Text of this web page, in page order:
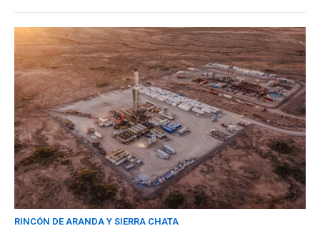
RINCÓN DE ARANDA Y SIERRA CHATA